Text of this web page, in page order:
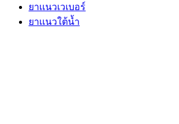
ยาเเนวเวเบอร์
ยาเเนวใต้นํ้า